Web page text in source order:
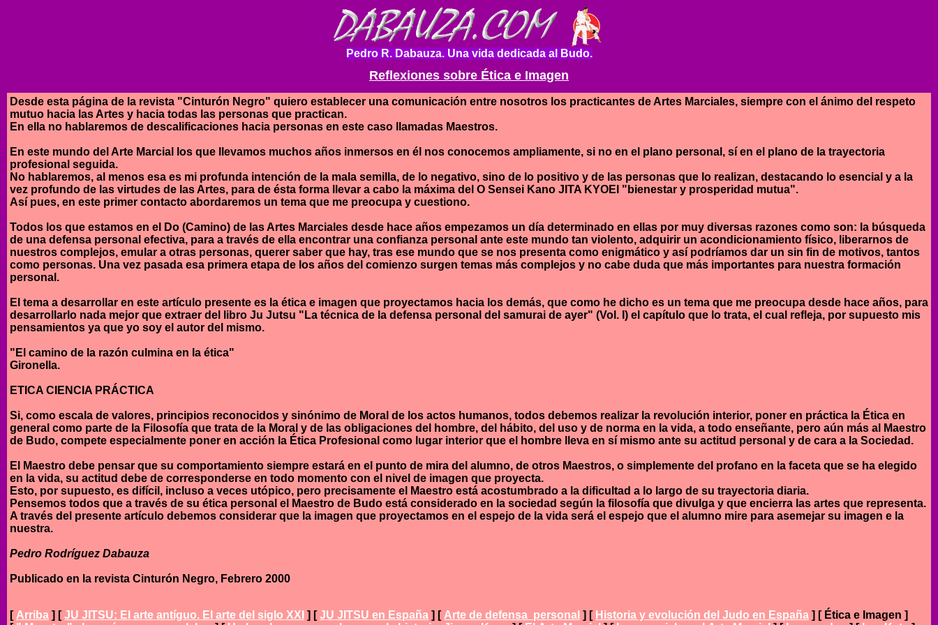
Pedro R. Dabauza. Una vida dedicada al Budo.
Reflexiones sobre Ética e Imagen
Desde esta página de la revista "Cinturón Negro" quiero establecer una comunicación entre nosotros los practicantes de Artes Marciales, siempre con el ánimo del respeto
mutuo hacia las Artes y hacia todas las personas que practican.
En ella no hablaremos de descalificaciones hacia personas en este caso llamadas Maestros.
En este mundo del Arte Marcial los que llevamos muchos años inmersos en él nos conocemos ampliamente, si no en el plano personal, sí en el plano de la trayectoria
profesional seguida.
No hablaremos, al menos esa es mi profunda intención de la mala semilla, de lo negativo, sino de lo positivo y de las personas que lo realizan, destacando lo esencial y a la
vez profundo de las virtudes de las Artes, para de ésta forma llevar a cabo la máxima del O Sensei Kano JITA KYOEI "bienestar y prosperidad mutua".
Así pues, en este primer contacto abordaremos un tema que me preocupa y cuestiono.
Todos los que estamos en el Do (Camino) de las Artes Marciales desde hace años empezamos un día determinado en ellas por muy diversas razones como son: la búsqueda
de una defensa personal efectiva, para a través de ella encontrar una confianza personal ante este mundo tan violento, adquirir un acondicionamiento físico, liberarnos de
nuestros complejos, emular a otras personas, querer saber que hay, tras ese mundo que se nos presenta como enigmático y así podríamos dar un sin fin de motivos, tantos
como personas. Una vez pasada esa primera etapa de los años del comienzo surgen temas más complejos y no cabe duda que más importantes para nuestra formación
personal.
El tema a desarrollar en este artículo presente es la ética e imagen que proyectamos hacia los demás, que como he dicho es un tema que me preocupa desde hace años, para
desarrollarlo nada mejor que extraer del libro Ju Jutsu "La técnica de la defensa personal del samurai de ayer" (Vol. I) el capítulo que lo trata, el cual refleja, por supuesto mis
pensamientos ya que yo soy el autor del mismo.
"El camino de la razón culmina en la ética"
Gironella.
ETICA CIENCIA PRÁCTICA
Si, como escala de valores, principios reconocidos y sinónimo de Moral de los actos humanos, todos debemos realizar la revolución interior, poner en práctica la Ética en
general como parte de la Filosofía que trata de la Moral y de las obligaciones del hombre, del hábito, del uso y de norma en la vida, a todo enseñante, pero aún más al Maestro
de Budo, compete especialmente poner en acción la Ética Profesional como lugar interior que el hombre lleva en sí mismo ante su actitud personal y de cara a la Sociedad.
El Maestro debe pensar que su comportamiento siempre estará en el punto de mira del alumno, de otros Maestros, o simplemente del profano en la faceta que se ha elegido
en la vida, su actitud debe de corresponderse en todo momento con el nivel de imagen que proyecta.
Esto, por supuesto, es difícil, incluso a veces utópico, pero precisamente el Maestro está acostumbrado a la dificultad a lo largo de su trayectoria diaria.
Pensemos todos que a través de su ética personal el Maestro de Budo está considerado en la sociedad según la filosofía que divulga y que encierra las artes que representa.
A través del presente artículo debemos considerar que la imagen que proyectamos en el espejo de la vida será el espejo que el alumno mire para asemejar su imagen e la
nuestra.
Pedro Rodríguez Dabauza
Publicado en la revista Cinturón Negro, Febrero 2000
[ Arriba ] [JU JITSU: El arte antíguo. El arte del siglo XXI ] [JU JITSU en España ] [ Arte de defensa personal ] [ Historia y evolución del Judo en España ] [ Ética e Imagen ]